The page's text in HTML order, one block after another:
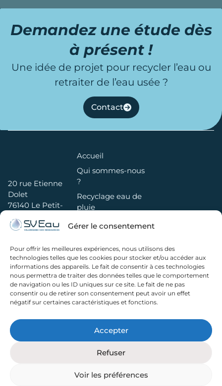
Gérer le consentement
Pour offrir les meilleures expériences, nous utilisons des
technologies telles que les cookies pour stocker et/ou accéder aux
informations des appareils. Le fait de consentir à ces technologies
nous permettra de traiter des données telles que le comportement
de navigation ou les ID uniques sur ce site. Le fait de ne pas
consentir ou de retirer son consentement peut avoir un effet
négatif sur certaines caractéristiques et fonctions.
Accepter
Refuser
Voir les préférences
Demandez une étude dès
à présent !
Une idée de projet pour recycler l’eau ou
retraiter de l’eau usée ?
Contact
20 rue Etienne
Dolet
76140 Le Petit-
Quevilly
02 78 08 85 58
Accueil
Qui sommes-nous
?
Recyclage eau de
pluie
Recyclage des
Maintenance
installations
Actualités
Recrutement
MASE
page via l’IA
GoogleClaude